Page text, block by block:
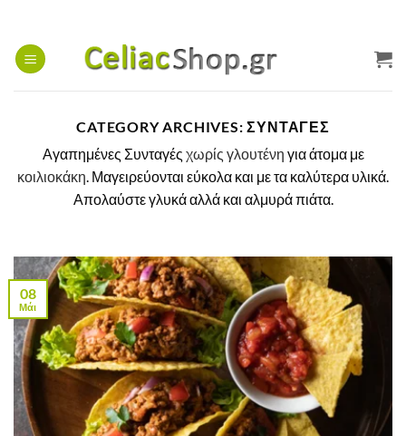
περιεχόμενο
CATEGORY ARCHIVES:ΣΥΝΤΑΓΕΣ
Αγαπημένες Συνταγές χωρίς γλουτένη για άτομα με
κοιλιοκάκη. Μαγειρεύονται εύκολα και με τα καλύτερα υλικά.
Απολαύστε γλυκά αλλά και αλμυρά πιάτα.
08
Μάι